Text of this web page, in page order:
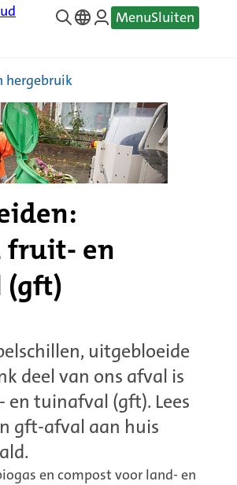
—
MenuSluiten
hergebruik
fruit- en
(gft)
uitgebloeide
deel van ons afval is
tuinafval (gft). Lees
gft-afval aan huis
en compost voor land- en